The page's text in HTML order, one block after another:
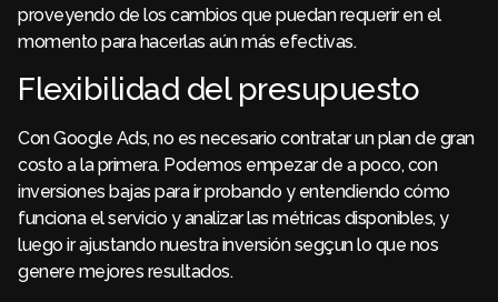
proveyendo de los cambios que puedan requerir en el
momento para hacerlas aún más efectivas.
Flexibilidad del presupuesto
Con Google Ads, no es necesario contratar un plan de gran
costo a la primera. Podemos empezar de a poco, con
inversiones bajas para ir probando y entendiendo cómo
funciona el servicio y analizar las métricas disponibles, y
luego ir ajustando nuestra inversión segçun lo que nos
genere mejores resultados.